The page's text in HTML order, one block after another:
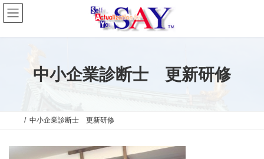
コ
ン
テ
ン
ナ
ビ
ゲ
ー
中小企業診断士 更新研修
中小企業診断士 更新研修